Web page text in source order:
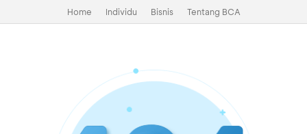
Home Individu Bisnis Tentang BCA